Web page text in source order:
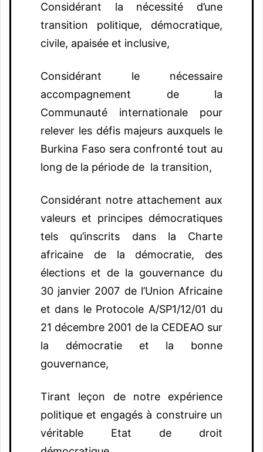
Considérant la nécessité d’une
transition politique, démocratique,
civile, apaisée et inclusive,
Considérant le nécessaire
accompagnement de la
Communauté internationale pour
relever les défis majeurs auxquels le
Burkina Faso sera confronté tout au
long de la période de la transition,
Considérant notre attachement aux
valeurs et principes démocratiques
tels qu’inscrits dans la Charte
africaine de la démocratie, des
élections et de la gouvernance du
30 janvier 2007 de l’Union Africaine
et dans le Protocole A/SP1/12/01 du
21 décembre 2001 de la CEDEAO sur
la démocratie et la bonne
gouvernance,
Tirant leçon de notre expérience
politique et engagés à construire un
véritable Etat de droit